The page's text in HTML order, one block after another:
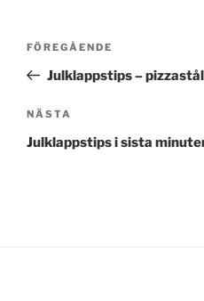
Inläggsnavigering
Föregående
inlägg
FÖREGÅENDE
Julklappstips –
Nästa
inlägg
NÄSTA
Julklappstips i sista